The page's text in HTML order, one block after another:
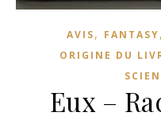
AVIS, FANTASY,
ORIGINE DU
Eux –